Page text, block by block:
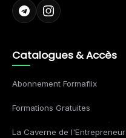
Catalogues & Accès
Abonnement Formaflix
Formations Gratuites
La Caverne de l'Entrepreneur